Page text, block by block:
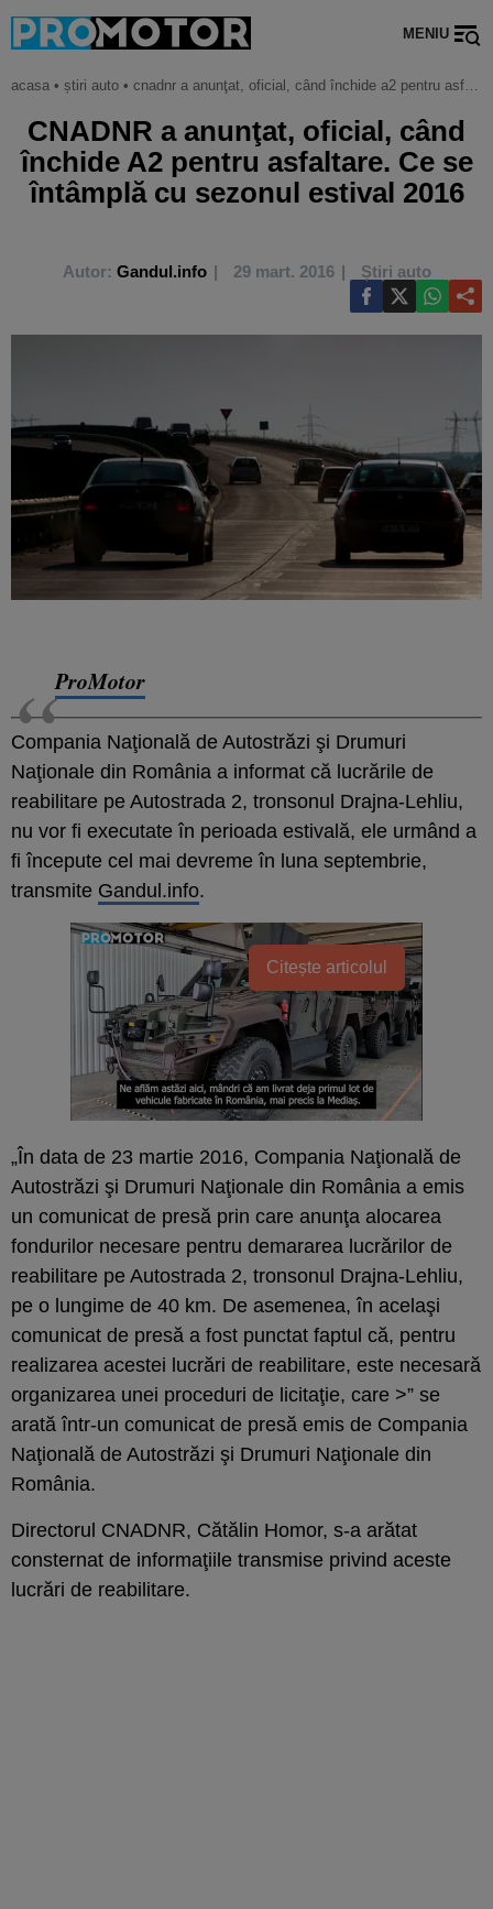
MENIU
acasa • știri auto • cnadnr a anunţat, oficial, când închide a2 pentru asfaltare. ce se întâmplă cu sezonul estival 2016
CNADNR a anunţat, oficial, când
închide A2 pentru asfaltare. Ce se
întâmplă cu sezonul estival 2016
Autor: Gandul.info 29 mart. 2016 Știri auto
ProMotor
Compania Naţională de Autostrăzi şi Drumuri
Naţionale din România a informat că lucrările de
reabilitare pe Autostrada 2, tronsonul Drajna-Lehliu,
nu vor fi executate în perioada estivală, ele urmând a
fi începute cel mai devreme în luna septembrie,
transmite Gandul.info.
Citește articolul
„În data de 23 martie 2016, Compania Naţională de
Autostrăzi şi Drumuri Naţionale din România a emis
un comunicat de presă prin care anunţa alocarea
fondurilor necesare pentru demararea lucrărilor de
reabilitare pe Autostrada 2, tronsonul Drajna-Lehliu,
pe o lungime de 40 km. De asemenea, în acelaşi
comunicat de presă a fost punctat faptul că, pentru
realizarea acestei lucrări de reabilitare, este necesară
organizarea unei proceduri de licitaţie, care >” se
arată într-un comunicat de presă emis de Compania
Naţională de Autostrăzi şi Drumuri Naţionale din
România.
Directorul CNADNR, Cătălin Homor, s-a arătat
consternat de informaţiile transmise privind aceste
lucrări de reabilitare.